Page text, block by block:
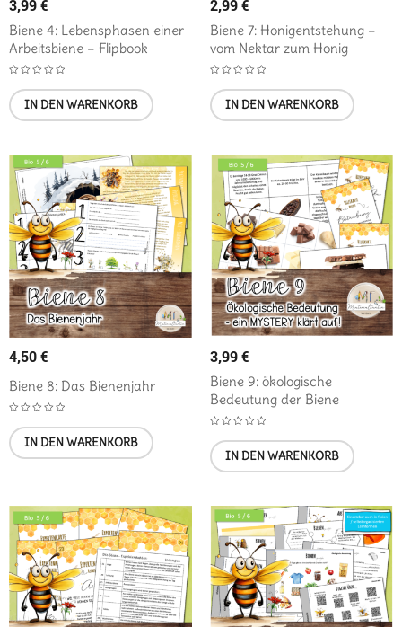
3,99€
Biene 4: Lebensphasen einer
Arbeitsbiene – Flipbook
IN DEN WARENKORB
2,99€
Biene 7: Honigentstehung –
vom Nektar zum Honig
IN DEN WARENKORB
4,50€
Biene 8: Das Bienenjahr
IN DEN WARENKORB
3,99€
Biene 9: ökologische
Bedeutung der Biene
IN DEN WARENKORB